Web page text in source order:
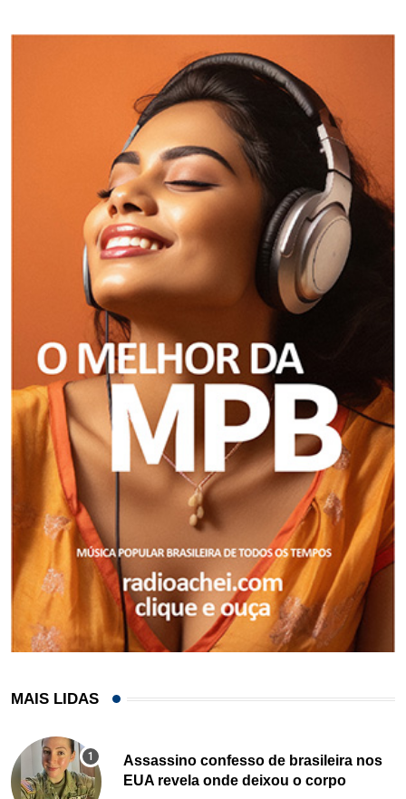
MAIS LIDAS
Assassino confesso de brasileira nos
EUA revela onde deixou o corpo